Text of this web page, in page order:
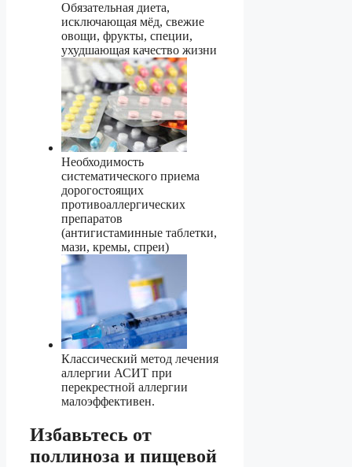
Обязательная диета,
исключающая мёд, свежие
овощи, фрукты, специи,
ухудшающая качество жизни
Необходимость
систематического приема
дорогостоящих
противоаллергических
препаратов
(антигистаминные таблетки,
мази, кремы, спреи)
Классический метод лечения
аллергии АСИТ при
перекрестной аллергии
малоэффективен.
Избавьтесь от
поллиноза и пищевой